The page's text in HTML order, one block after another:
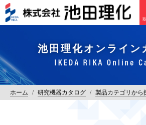
池田理化オンライン
ホーム / 研究機器カタログ / 製品カテゴリから